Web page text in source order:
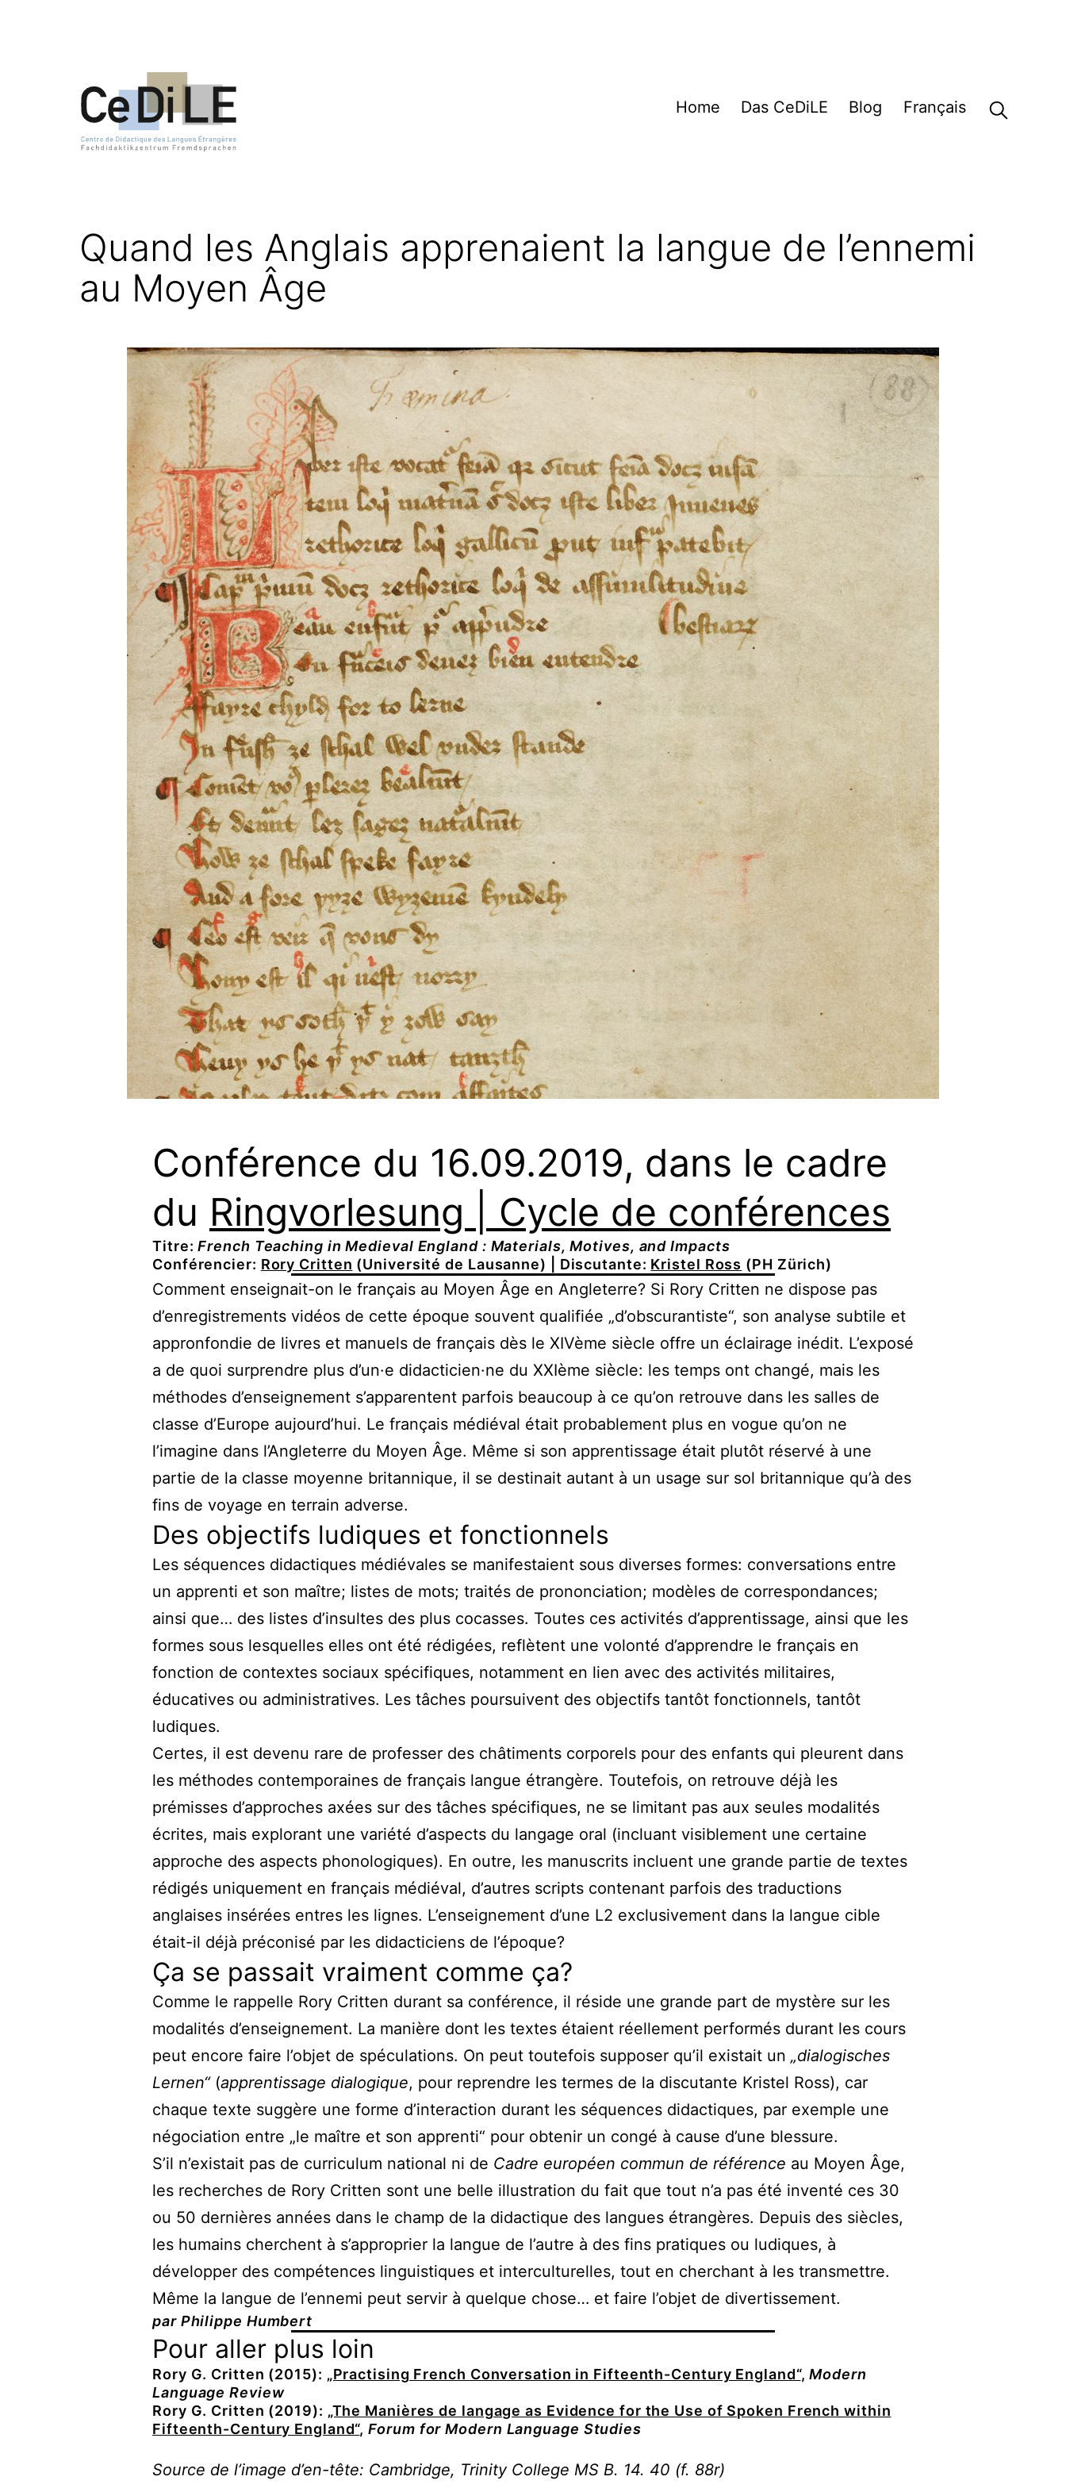
Home Das CeDiLE Blog Français
Quand les Anglais apprenaient la langue de l’ennemi
au Moyen Âge
Conférence du 16.09.2019, dans le cadre
du Ringvorlesung | Cycle de conférences
Titre:French Teaching in Medieval England : Materials, Motives, and Impacts
Conférencier: Rory Critten (Université de Lausanne) | Discutante: Kristel Ross (PH Zürich)
Comment enseignait-on le français au Moyen Âge en Angleterre? Si Rory Critten ne dispose pas
d’enregistrements vidéos de cette époque souvent qualifiée „d’obscurantiste“, son analyse subtile et
appronfondie de livres et manuels de français dès le XIVème siècle offre un éclairage inédit. L’exposé
a de quoi surprendre plus d’un·e didacticien·ne du XXIème siècle: les temps ont changé, mais les
méthodes d’enseignement s’apparentent parfois beaucoup à ce qu’on retrouve dans les salles de
classe d’Europe aujourd’hui. Le français médiéval était probablement plus en vogue qu’on ne
l’imagine dans l’Angleterre du Moyen Âge. Même si son apprentissage était plutôt réservé à une
partie de la classe moyenne britannique, il se destinait autant à un usage sur sol britannique qu’à des
fins de voyage en terrain adverse.
Des objectifs ludiques et fonctionnels
Les séquences didactiques médiévales se manifestaient sous diverses formes: conversations entre
un apprenti et son maître; listes de mots; traités de prononciation; modèles de correspondances;
ainsi que… des listes d’insultes des plus cocasses. Toutes ces activités d’apprentissage, ainsi que les
formes sous lesquelles elles ont été rédigées, reflètent une volonté d’apprendre le français en
fonction de contextes sociaux spécifiques, notamment en lien avec des activités militaires,
éducatives ou administratives. Les tâches poursuivent des objectifs tantôt fonctionnels, tantôt
ludiques.
Certes, il est devenu rare de professer des châtiments corporels pour des enfants qui pleurent dans
les méthodes contemporaines de français langue étrangère. Toutefois, on retrouve déjà les
prémisses d’approches axées sur des tâches spécifiques, ne se limitant pas aux seules modalités
écrites, mais explorant une variété d’aspects du langage oral (incluant visiblement une certaine
approche des aspects phonologiques). En outre, les manuscrits incluent une grande partie de textes
rédigés uniquement en français médiéval, d’autres scripts contenant parfois des traductions
anglaises insérées entres les lignes. L’enseignement d’une L2 exclusivement dans la langue cible
était-il déjà préconisé par les didacticiens de l’époque?
Ça se passait vraiment comme ça?
Comme le rappelle Rory Critten durant sa conférence, il réside une grande part de mystère sur les
modalités d’enseignement. La manière dont les textes étaient réellement performés durant les cours
peut encore faire l’objet de spéculations. On peut toutefois supposer qu’il existait un „dialogisches
Lernen“(apprentissage dialogique, pour reprendre les termes de la discutante Kristel Ross), car
chaque texte suggère une forme d’interaction durant les séquences didactiques, par exemple une
négociation entre „le maître et son apprenti“ pour obtenir un congé à cause d’une blessure.
S’il n’existait pas de curriculum national ni de Cadre européen commun de référence au Moyen Âge,
les recherches de Rory Critten sont une belle illustration du fait que tout n’a pas été inventé ces 30
ou 50 dernières années dans le champ de la didactique des langues étrangères. Depuis des siècles,
les humains cherchent à s’approprier la langue de l’autre à des fins pratiques ou ludiques, à
développer des compétences linguistiques et interculturelles, tout en cherchant à les transmettre.
Même la langue de l’ennemi peut servir à quelque chose… et faire l’objet de divertissement.
par Philippe Humbert
Pour aller plus loin
Rory G. Critten (2015): „Practising French Conversation in Fifteenth-Century England“,Modern
Language Review
Rory G. Critten (2019): „The Manières de langage as Evidence for the Use of Spoken French within
Fifteenth-Century England“,Forum for Modern Language Studies
Source de l’image d’en-tête: Cambridge, Trinity College MS B. 14. 40 (f. 88r)